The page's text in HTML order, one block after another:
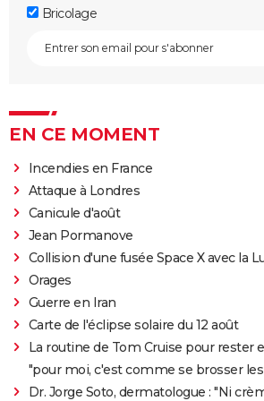
Bricolage
EN CE MOMENT
Incendies en France
Attaque à Londres
Canicule d'août
Jean Pormanove
Collision d'une fusée Space X avec la
Orages
Guerre en Iran
Carte de l'éclipse solaire du 12 août
La routine de Tom Cruise pour rester
"pour moi, c'est comme se brosser
Dr. Jorge Soto, dermatologue : "Ni